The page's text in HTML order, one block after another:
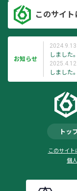
このサイト
お知らせ
2024.9.13
しました。
2025.4.12
しました。
トッ
このサイト
個